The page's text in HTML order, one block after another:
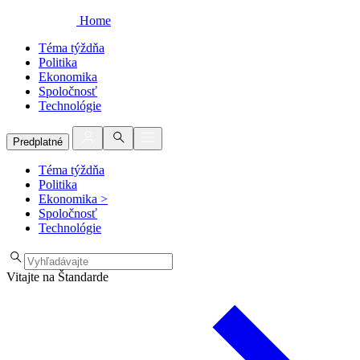
Home
Téma týždňa
Politika
Ekonomika
Spoločnosť
Technológie
Predplatné
Téma týždňa
Politika
Ekonomika >
Spoločnosť
Technológie
Vitajte na Štandarde